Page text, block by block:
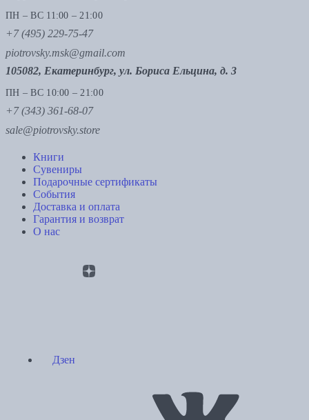
ПН – ВС 11:00 – 21:00
+7 (495) 229-75-47
piotrovsky.msk@gmail.com
105082, Екатеринбург, ул. Бориса Ельцина, д. 3
ПН – ВС 10:00 – 21:00
+7 (343) 361-68-07
sale@piotrovsky.store
Книги
Сувениры
Подарочные сертификаты
События
Доставка и оплата
Гарантия и возврат
О нас
Дзен